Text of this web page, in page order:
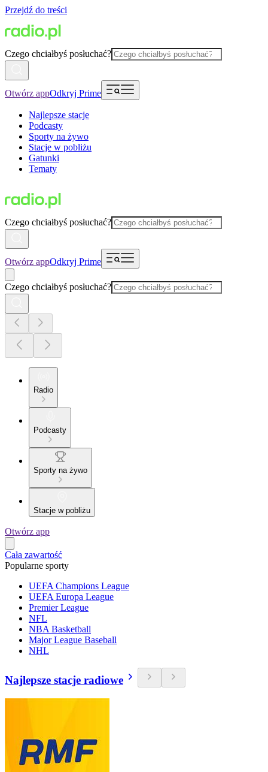
Przejdź do treści
Czego chciałbyś posłuchać?
Otwórz appOdkryj Prime
Najlepsze stacje
Podcasty
Sporty na żywo
Stacje w pobliżu
Gatunki
Tematy
Czego chciałbyś posłuchać?
Otwórz appOdkryj Prime
Czego chciałbyś posłuchać?
Radio
Podcasty
Sporty na żywo
Stacje w pobliżu
Otwórz app
Cała zawartość
Popularne sporty
UEFA Champions League
UEFA Europa League
Premier League
NFL
NBA Basketball
Major League Baseball
NHL
Najlepsze stacje radiowe